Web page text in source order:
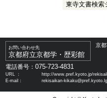
東寺文書検索
お問い合わせ先
京都府立京都学・歴彩館
京
電話番号：075-723-4831
URL ：
http://www.pref.kyoto.jp/
E-mail：
rekisaikan-